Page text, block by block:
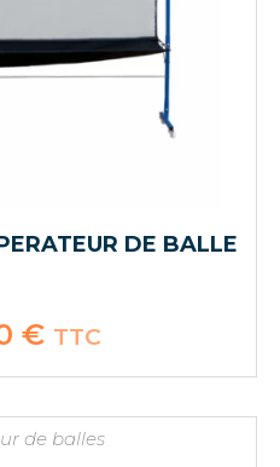
DE BALLE
€ TTC
de balles